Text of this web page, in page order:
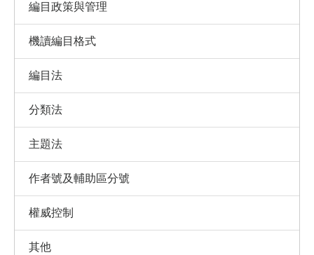
編目政策與管理
機讀編目格式
編目法
分類法
主題法
作者號及輔助區分號
權威控制
其他